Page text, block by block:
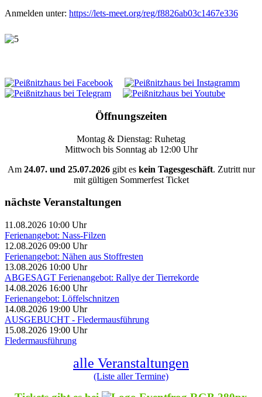
Anmelden unter: https://lets-meet.org/reg/f8826ab03c1467e336
Öffnungszeiten
Montag & Dienstag: Ruhetag
Mittwoch bis Sonntag ab 12:00 Uhr
Am 24.07. und 25.07.2026gibt eskein Tagesgeschäft. Zutritt nur
mit gültigen Sommerfest Ticket
nächste Veranstaltungen
11.08.2026 10:00 Uhr
Ferienangebot: Nass-Filzen
12.08.2026 09:00 Uhr
Ferienangebot: Nähen aus Stoffresten
13.08.2026 10:00 Uhr
ABGESAGT Ferienangebot: Rallye der Tierrekorde
14.08.2026 16:00 Uhr
Ferienangebot: Löffelschnitzen
14.08.2026 19:00 Uhr
AUSGEBUCHT - Fledermausführung
15.08.2026 19:00 Uhr
Fledermausführung
alle Veranstaltungen
(Liste aller Termine)